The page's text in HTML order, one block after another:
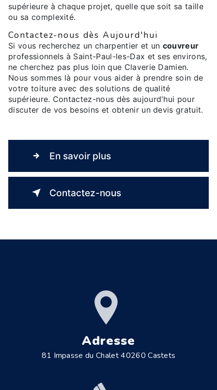
supérieure à chaque projet, quelle que soit sa taille
ou sa complexité.
Contactez-nous dès Aujourd'hui
Si vous recherchez un charpentier et un couvreur
professionnels à Saint-Paul-les-Dax et ses environs,
ne cherchez pas plus loin que Claverie Damien.
Nous sommes là pour vous aider à prendre soin de
votre toiture avec des solutions de qualité
supérieure. Contactez-nous dès aujourd'hui pour
discuter de vos besoins et obtenir un devis gratuit.
En savoir plus
Contactez-nous
Adresse
81 Impasse du Chalet 40260 Castets